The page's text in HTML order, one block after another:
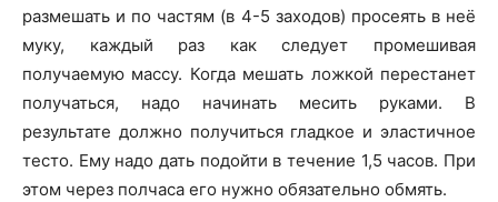
размешать и по частям (в 4-5 заходов) просеять в неё
муку, каждый раз как следует промешивая
получаемую массу. Когда мешать ложкой перестанет
получаться, надо начинать месить руками. В
результате должно получиться гладкое и эластичное
тесто. Ему надо дать подойти в течение 1,5 часов. При
этом через полчаса его нужно обязательно обмять.